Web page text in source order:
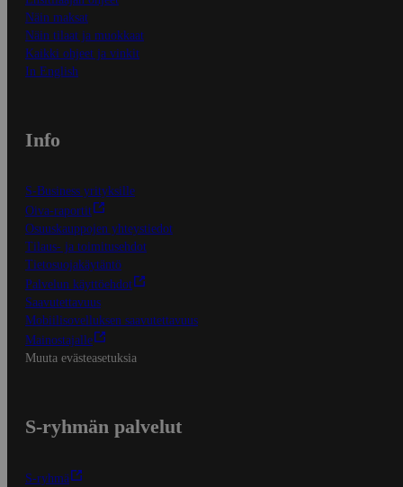
Näin maksat
Näin tilaat ja muokkaat
Kaikki ohjeet ja vinkit
In English
Info
S-Business yrityksille
Oiva-raportit
Osuuskauppojen yhteystiedot
Tilaus- ja toimitusehdot
Tietosuojakäytäntö
Palvelun käyttöehdot
Saavutettavuus
Mobiilisovelluksen saavutettavuus
Mainostajalle
Muuta evästeasetuksia
S-ryhmän palvelut
S-ryhmä